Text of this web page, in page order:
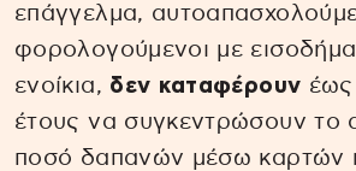
επάγγελμα,
φορολογούμενοι με
ενοίκια, δεν καταφέρουν έως
έτους να συγκεντρώσουν το
ποσό δαπανών μέσω καρτών